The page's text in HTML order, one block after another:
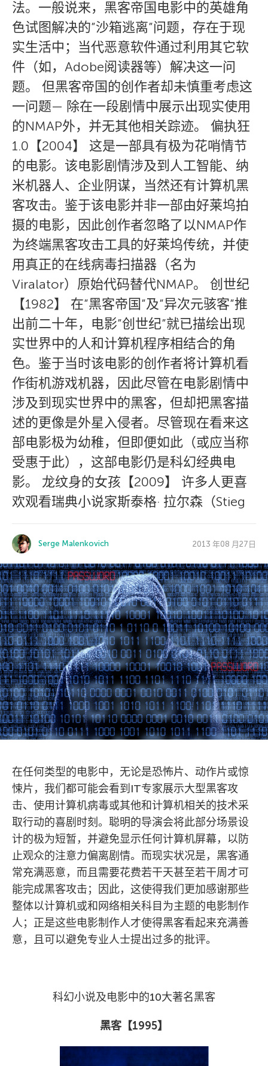
法。一般说来，黑客帝国电影中的英雄角
色试图解决的”沙箱逃离”问题，存在于现
实生活中；当代恶意软件通过利用其它软
件（如，Adobe阅读器等）解决这一问
题。 但黑客帝国的创作者却未慎重考虑这
一问题— 除在一段剧情中展示出现实使用
的NMAP外，并无其他相关踪迹。 偏执狂
1.0【2004】 这是一部具有极为花哨情节
的电影。该电影剧情涉及到人工智能、纳
米机器人、企业阴谋，当然还有计算机黑
客攻击。鉴于该电影并非一部由好莱坞拍
摄的电影，因此创作者忽略了以NMAP作
为终端黑客攻击工具的好莱坞传统，并使
用真正的在线病毒扫描器（名为
Viralator）原始代码替代NMAP。 创世纪
【1982】 在”黑客帝国”及”异次元骇客”推
出前二十年，电影”创世纪”就已描绘出现
实世界中的人和计算机程序相结合的角
色。鉴于当时该电影的创作者将计算机看
作街机游戏机器，因此尽管在电影剧情中
涉及到现实世界中的黑客，但却把黑客描
述的更像是外星入侵者。尽管现在看来这
部电影极为幼稚，但即便如此（或应当称
受惠于此），这部电影仍是科幻经典电
影。 龙纹身的女孩【2009】 许多人更喜
欢观看瑞典小说家斯泰格· 拉尔森（Stieg
Serge Malenkovich 2013 年08 月27日
在任何类型的电影中，无论是恐怖片、动作片或惊
悚片，我们都可能会看到IT专家展示大型黑客攻
击、使用计算机病毒或其他和计算机相关的技术采
取行动的喜剧时刻。聪明的导演会将此部分场景设
计的极为短暂，并避免显示任何计算机屏幕，以防
止观众的注意力偏离剧情。而现实状况是，黑客通
常充满恶意，而且需要花费若干天甚至若干周才可
能完成黑客攻击；因此，这使得我们更加感谢那些
整体以计算机或和网络相关科目为主题的电影制作
人；正是这些电影制作人才使得黑客看起来充满善
意，且可以避免专业人士提出过多的批评。
科幻小说及电影中的10大著名黑客
黑客【1995】